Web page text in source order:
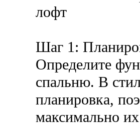
лофт
Шаг 1:
Определите
спальню. В
планировка,
максимально